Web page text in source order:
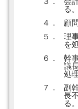
る。
４．
顧
５．
理
を
６．
幹
議
処
７．
副
長
る。